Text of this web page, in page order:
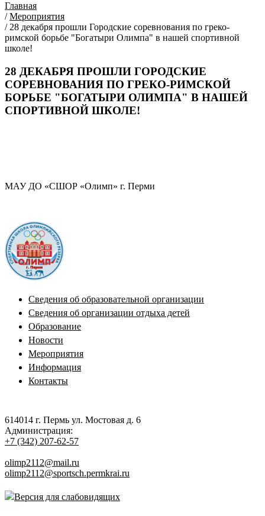
Главная
/ Мероприятия
/ 28 декабря прошли Городские соревнования по греко-
римской борьбе "Богатыри Олимпа" в нашей спортивной
школе!
28 ДЕКАБРЯ ПРОШЛИ ГОРОДСКИЕ
СОРЕВНОВАНИЯ ПО ГРЕКО-РИМСКОЙ
БОРЬБЕ "БОГАТЫРИ ОЛИМПА" В НАШЕЙ
СПОРТИВНОЙ ШКОЛЕ!
МАУ ДО «СШОР «Олимп» г. Перми
Сведения об образовательной организации
Сведения об организации отдыха детей
Образование
Новости
Мероприятия
Информация
Контакты
614014 г. Пермь ул. Мостовая д. 6
Администрация:
+7 (342) 207-62-57
olimp2112@mail.ru
olimp2112@sportsch.permkrai.ru
Версия для слабовидящих